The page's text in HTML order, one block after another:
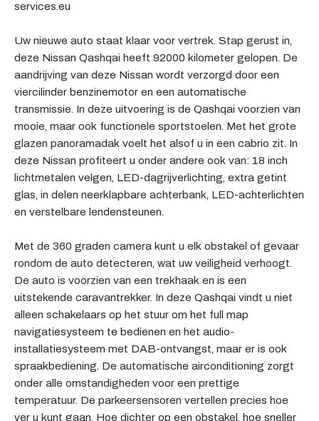
services.eu
Uw nieuwe auto staat klaar voor vertrek. Stap gerust in,
deze Nissan Qashqai heeft 92000 kilometer gelopen. De
aandrijving van deze Nissan wordt verzorgd door een
viercilinder benzinemotor en een automatische
transmissie. In deze uitvoering is de Qashqai voorzien van
mooie, maar ook functionele sportstoelen. Met het grote
glazen panoramadak voelt het alsof u in een cabrio zit. In
deze Nissan profiteert u onder andere ook van: 18 inch
lichtmetalen velgen, LED-dagrijverlichting, extra getint
glas, in delen neerklapbare achterbank, LED-achterlichten
en verstelbare lendensteunen.
Met de 360 graden camera kunt u elk obstakel of gevaar
rondom de auto detecteren, wat uw veiligheid verhoogt.
De auto is voorzien van een trekhaak en is een
uitstekende caravantrekker. In deze Qashqai vindt u niet
alleen schakelaars op het stuur om het full map
navigatiesysteem te bedienen en het audio-
installatiesysteem met DAB-ontvangst, maar er is ook
spraakbediening. De automatische airconditioning zorgt
onder alle omstandigheden voor een prettige
temperatuur. De parkeersensoren vertellen precies hoe
ver u kunt gaan. Hoe dichter op een obstakel, hoe sneller